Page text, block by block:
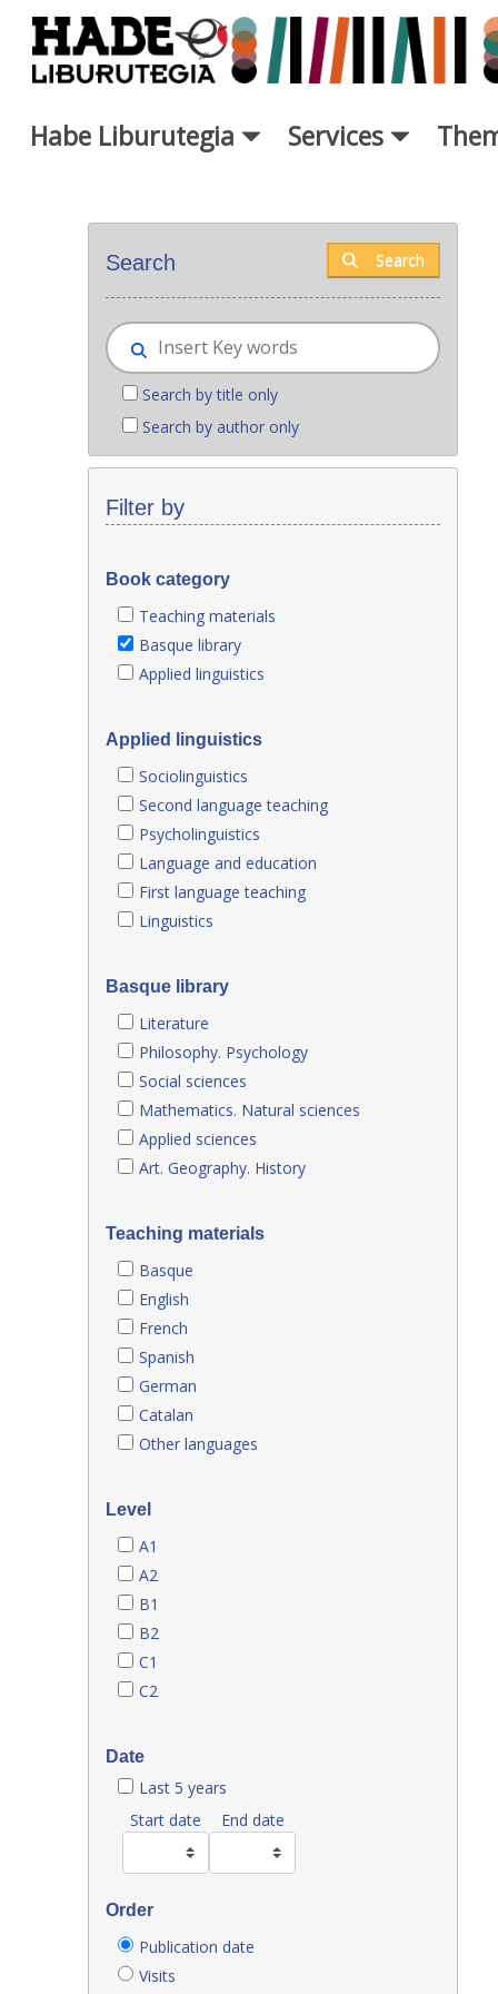
Skip to Main Content
Habe Liburutegia Services
Search Search
Search by title only
Search by author only
Filter by
Book category
Teaching materials
Basque library
Applied linguistics
Applied linguistics
Sociolinguistics
Second language teaching
Psycholinguistics
Language and education
First language teaching
Linguistics
Basque library
Literature
Philosophy. Psychology
Social sciences
Mathematics. Natural sciences
Applied sciences
Art. Geography. History
Teaching materials
Basque
English
French
Spanish
German
Catalan
Other languages
Level
A1
A2
B1
B2
C1
C2
Date
Last 5 years
Start date
End date
Order
Publication date
Visits